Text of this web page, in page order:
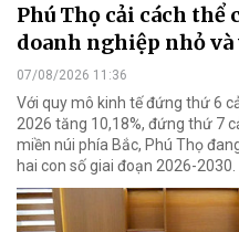
Phú Thọ cải cách thể
doanh nghiệp nhỏ và
07/08/2026 11:36
Với quy mô kinh tế đứng thứ 6
2026 tăng 10,18%, đứng thứ 7
miền núi phía Bắc, Phú Thọ
hai con số giai đoạn 2026-2030.